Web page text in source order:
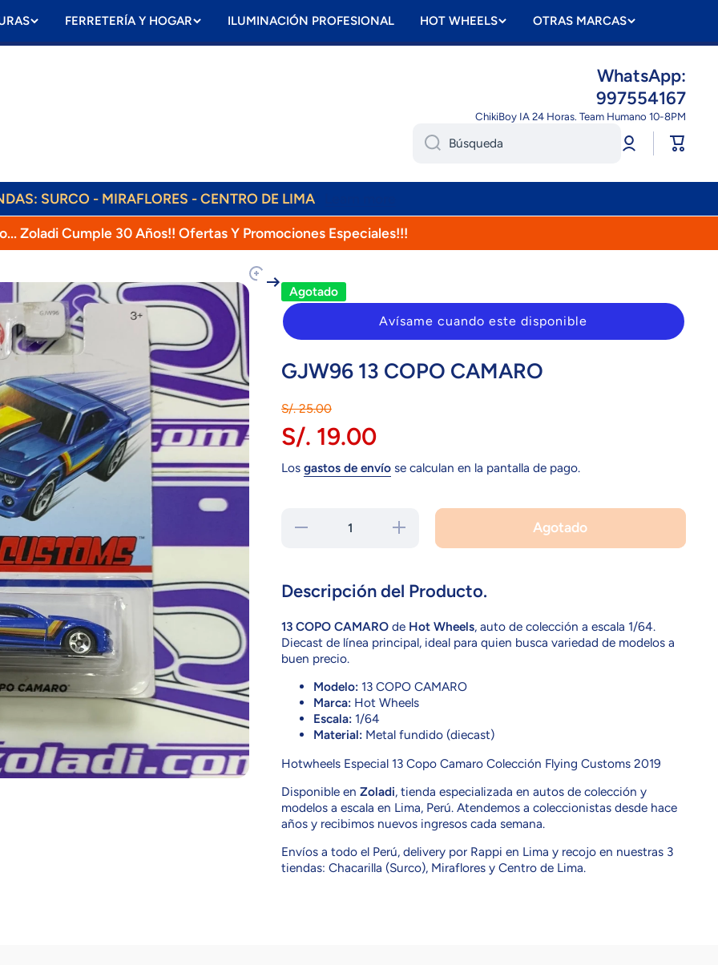
FERRETERÍA Y HOGAR ILUMINACIÓN PROFESIONAL HOT WHEELS OTRAS MARCAS
WhatsApp:
997554167
ChikiBoy IA 24 Horas. Team Humano 10-8PM
Búsqueda
Iniciar
sesión
Carrito
ENVÍOS DIARIOS! RAPPI, OLVA, SHALOM!
Zoladi Cumple 30 Años!! Ofertas Y Promociones Especiales!!!
Agotado
Avísame cuando este disponible
GJW96 13 COPO CAMARO
S/. 25.00
S/. 19.00
Los gastos de envíose calculan en la pantalla de pago.
Reducir
CAMARO
Aumentar
cantidad
CAMARO
Agotado
Descripción del Producto.
13 COPO CAMAROde Hot Wheels, auto de colección a escala 1/64.
Diecast de línea principal, ideal para quien busca variedad de modelos a
buen precio.
Modelo:13 COPO CAMARO
Marca:Hot Wheels
Escala:1/64
Material:Metal fundido (diecast)
Hotwheels Especial 13 Copo Camaro Colección Flying Customs 2019
Disponible en Zoladi, tienda especializada en autos de colección y
modelos a escala en Lima, Perú. Atendemos a coleccionistas desde hace
años y recibimos nuevos ingresos cada semana.
Envíos a todo el Perú, delivery por Rappi en Lima y recojo en nuestras 3
tiendas: Chacarilla (Surco), Miraflores y Centro de Lima.